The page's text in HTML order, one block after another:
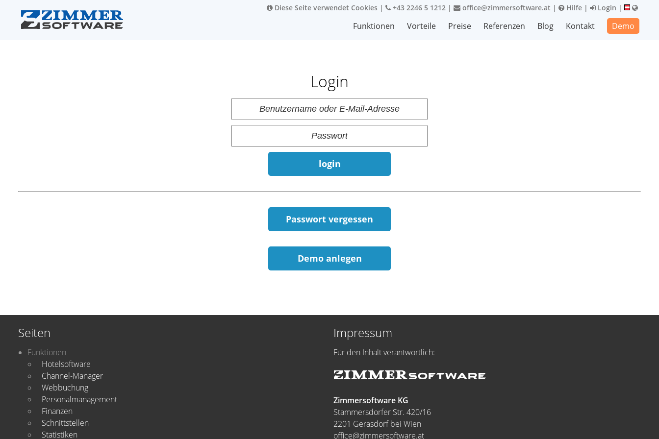
Diese Seite verwendet Cookies | +43 2246 5 1212 | office@zimmersoftware.at | Hilfe | Login |
Funktionen Vorteile Preise Referenzen Blog Kontakt Demo
Login
login
Passwort vergessen
Demo anlegen
Seiten
Funktionen
Hotelsoftware
Channel-Manager
Webbuchung
Personalmanagement
Finanzen
Schnittstellen
Statistiken
Impressum
Für den Inhalt verantwortlich:
Zimmersoftware KG
Stammersdorfer Str. 420/16
2201 Gerasdorf bei Wien
office@zimmersoftware.at